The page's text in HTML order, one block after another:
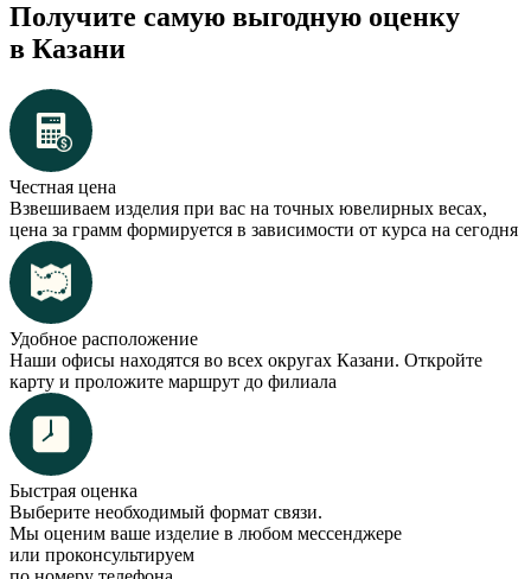
Получите самую выгодную оценку
в Казани
Честная цена
Взвешиваем изделия при вас на точных ювелирных весах,
цена за грамм формируется в зависимости от курса на сегодня
Удобное расположение
Наши офисы находятся во всех округах Казани. Откройте
карту и проложите маршрут до филиала
Быстрая оценка
Выберите необходимый формат связи.
Мы оценим ваше изделие в любом мессенджере
или проконсультируем